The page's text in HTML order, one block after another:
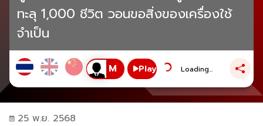
ทะลุ 1,000 ชีวิต วอนขอสิ่งของเครื่องใช้
จำเป็น
Play Loading...
25 พ.ย. 2568